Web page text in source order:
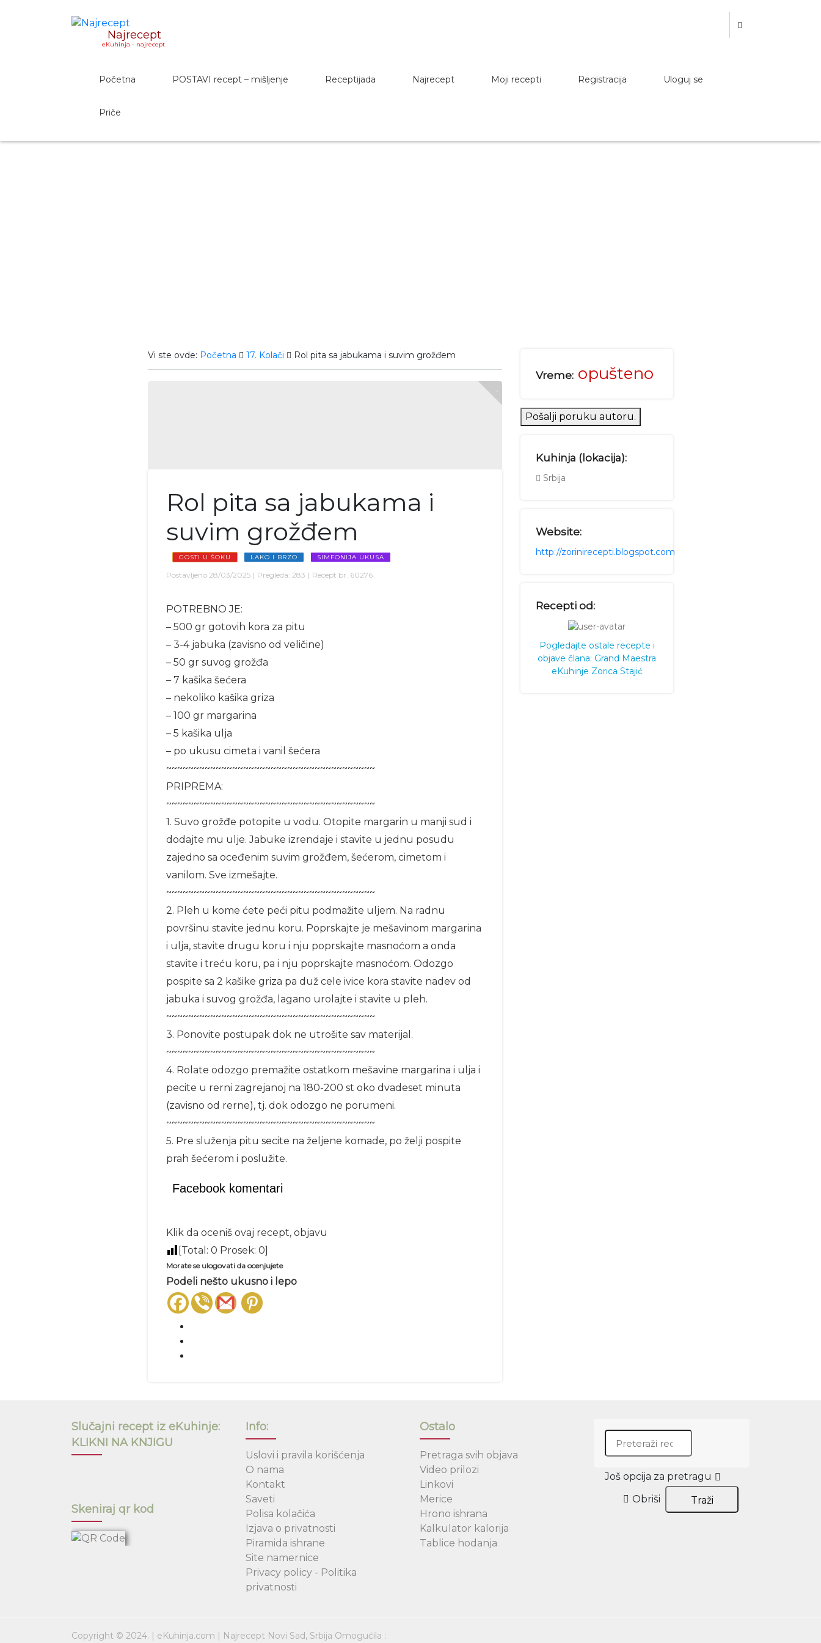
Najrecept
eKuhinja - najrecept
Početna POSTAVI recept – mišljenje Receptijada Najrecept Moji recepti Registracija Uloguj se
Priče
Vi ste ovde: Početna 17. Kolači Rol pita sa jabukama i suvim grožđem
Rol pita sa jabukama i
suvim grožđem
GOSTI U ŠOKU LAKO I BRZO SIMFONIJA UKUSA
Postavljeno 28/03/2025 | Pregleda: 283 | Recept br. 60276
POTREBNO JE:
– 500 gr gotovih kora za pitu
– 3-4 jabuka (zavisno od veličine)
– 50 gr suvog grožđa
– 7 kašika šećera
– nekoliko kašika griza
– 100 gr margarina
– 5 kašika ulja
– po ukusu cimeta i vanil šećera
~~~~~~~~~~~~~~~~~~~~~~~~~~~~~~~~~~~~~~
PRIPREMA:
~~~~~~~~~~~~~~~~~~~~~~~~~~~~~~~~~~~~~~
1. Suvo grožđe potopite u vodu. Otopite margarin u manji sud i
dodajte mu ulje. Jabuke izrendaje i stavite u jednu posudu
zajedno sa oceđenim suvim grožđem, šećerom, cimetom i
vanilom. Sve izmešajte.
~~~~~~~~~~~~~~~~~~~~~~~~~~~~~~~~~~~~~~
2. Pleh u kome ćete peći pitu podmažite uljem. Na radnu
površinu stavite jednu koru. Poprskajte je mešavinom margarina
i ulja, stavite drugu koru i nju poprskajte masnoćom a onda
stavite i treću koru, pa i nju poprskajte masnoćom. Odozgo
pospite sa 2 kašike griza pa duž cele ivice kora stavite nadev od
jabuka i suvog grožđa, lagano urolajte i stavite u pleh.
~~~~~~~~~~~~~~~~~~~~~~~~~~~~~~~~~~~~~~
3. Ponovite postupak dok ne utrošite sav materijal.
~~~~~~~~~~~~~~~~~~~~~~~~~~~~~~~~~~~~~~
4. Rolate odozgo premažite ostatkom mešavine margarina i ulja i
pecite u rerni zagrejanoj na 180-200 st oko dvadeset minuta
(zavisno od rerne), tj. dok odozgo ne porumeni.
~~~~~~~~~~~~~~~~~~~~~~~~~~~~~~~~~~~~~~
5. Pre služenja pitu secite na željene komade, po želji pospite
prah šećerom i poslužite.
Facebook komentari
Klik da oceniš ovaj recept, objavu
[Total: 0 Prosek: 0]
Morate se ulogovati da ocenjujete
Podeli nešto ukusno i lepo
Vreme: opušteno
Pošalji poruku autoru.
Kuhinja (lokacija):
Srbija
Website:
http://zorinirecepti.blogspot.com
Recepti od:
Pogledajte ostale recepte i
objave člana: Grand Maestra
eKuhinje Zorica Stajić
Slučajni recept iz eKuhinje:
KLIKNI NA KNJIGU
Skeniraj qr kod
Info:
Uslovi i pravila korišćenja
O nama
Kontakt
Saveti
Polisa kolačića
Izjava o privatnosti
Piramida ishrane
Site namernice
Privacy policy - Politika
privatnosti
Ostalo
Pretraga svih objava
Video prilozi
Linkovi
Merice
Hrono ishrana
Kalkulator kalorija
Tablice hodanja
Search for:
Još opcija za pretragu
Obriši
Traži
Copyright © 2024. | eKuhinja.com | Najrecept Novi Sad, Srbija Omogućila :